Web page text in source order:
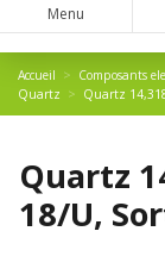
Menu
Accueil Composants
Quartz
Quartz
Quartz
18/U,